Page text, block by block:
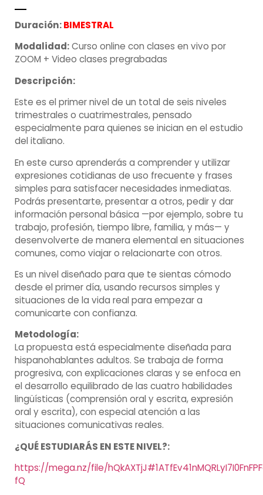
Duración:BIMESTRAL
Modalidad:Curso online con clases en vivo por
ZOOM + Video clases pregrabadas
Descripción:
Este es el primer nivel de un total de seis niveles
trimestrales o cuatrimestrales, pensado
especialmente para quienes se inician en el estudio
del italiano.
En este curso aprenderás a comprender y utilizar
expresiones cotidianas de uso frecuente y frases
simples para satisfacer necesidades inmediatas.
Podrás presentarte, presentar a otros, pedir y dar
información personal básica —por ejemplo, sobre tu
trabajo, profesión, tiempo libre, familia, y más— y
desenvolverte de manera elemental en situaciones
comunes, como viajar o relacionarte con otros.
Es un nivel diseñado para que te sientas cómodo
desde el primer día, usando recursos simples y
situaciones de la vida real para empezar a
comunicarte con confianza.
Metodología:
La propuesta está especialmente diseñada para
hispanohablantes adultos. Se trabaja de forma
progresiva, con explicaciones claras y se enfoca en
el desarrollo equilibrado de las cuatro habilidades
lingüísticas (comprensión oral y escrita, expresión
oral y escrita), con especial atención a las
situaciones comunicativas reales.
¿QUÉ ESTUDIARÁS EN ESTE NIVEL?:
https://mega.nz/file/
fQ